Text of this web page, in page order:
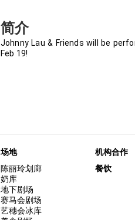
简介
Johnny Lau & Friends will be
Feb 19!
场地
陈丽玲划廊
奶库
地下剧场
赛马会剧场
艺穗会冰库
机构合作
餐饮